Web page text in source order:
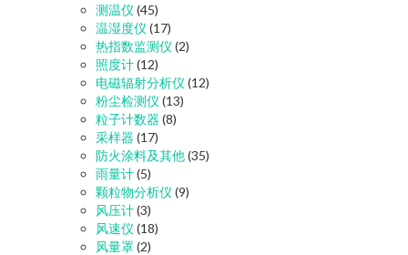
测温仪 (45)
温湿度仪 (17)
热指数监测仪 (2)
照度计(12)
电磁辐射分析仪 (12)
粉尘检测仪 (13)
粒子计数器 (8)
采样器 (17)
防火涂料及其他(35)
雨量计(5)
颗粒物分析仪 (9)
风压计(3)
风速仪 (18)
风量罩 (2)